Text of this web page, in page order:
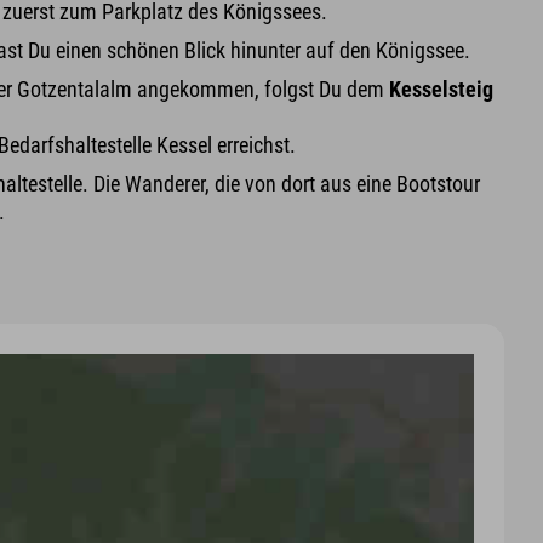
zum Parkplatz des Königssees.
Du einen schönen Blick hinunter auf den Königssee.
Gotzentalalm angekommen, folgst Du dem Kesselsteig
Kessel erreichst.
Die Wanderer, die von dort aus eine Bootstour